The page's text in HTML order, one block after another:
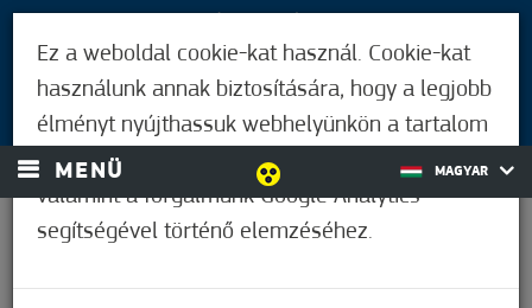
BEJELENTKEZÉS
MENÜ MAGYAR
Ez a weboldal cookie-kat használ. Cookie-kat
használunk annak biztosítására, hogy a legjobb
élményt nyújthassuk webhelyünkön a tartalom
és a hirdetések személyre szabásához,
valamint a forgalmunk Google Analytics
segítségével történő elemzéséhez.